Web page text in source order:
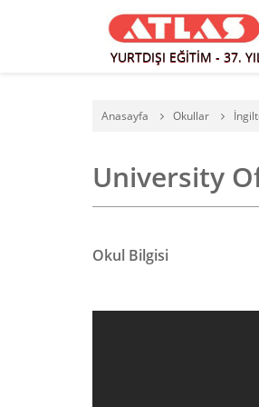
YURTDIŞI EĞİTİM - 37.
Anasayfa Okullar
University
Okul Bilgisi